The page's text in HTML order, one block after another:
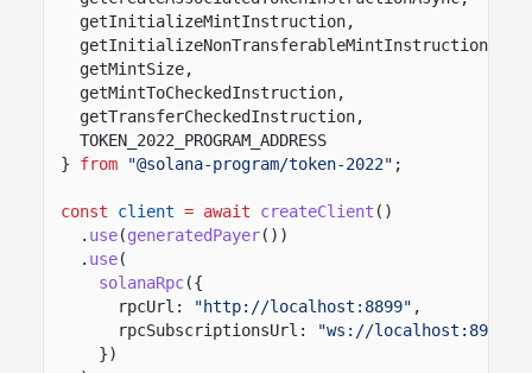
getInitializeMintInstruction,
getInitializeNonTransferableMintInstruction,
getMintSize,
getMintToCheckedInstruction,
getTransferCheckedInstruction,
TOKEN_2022_PROGRAM_ADDRESS
}
from "@solana-program/token-2022" ;
const client = await createClient ()
. use(generatedPayer())
. use(
solanaRpc({
rpcUrl:
"http://localhost:8899" ,
rpcSubscriptionsUrl:
"ws://localhost:8900"
})